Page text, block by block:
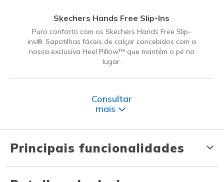
Skechers Hands Free Slip-Ins
Puro conforto com os Skechers Hands Free Slip-
ins®. Sapatilhas fáceis de calçar concebidos com a
nossa exclusiva Heel Pillow™ que mantém o pé no
lugar.
Consultar
mais
Principais funcionalidades